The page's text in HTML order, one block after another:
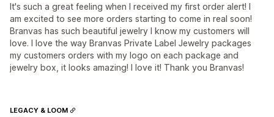
It's such a great feeling when I received my first order alert! I
am excited to see more orders starting to come in real soon!
Branvas has such beautiful jewelry I know my customers will
love. I love the way Branvas Private Label Jewelry packages
my customers orders with my logo on each package and
jewelry box, it looks amazing! I love it! Thank you Branvas!
LEGACY & LOOM